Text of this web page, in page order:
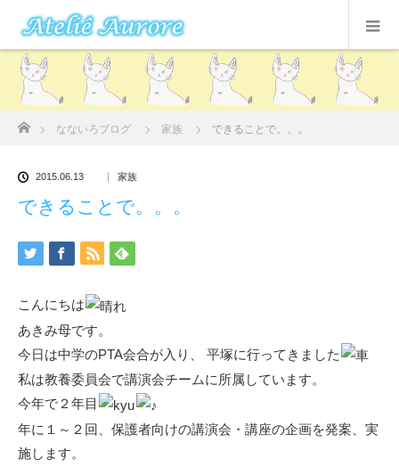
ホーム
なないろブログ 家族 できることで。。。
2015.06.13 家族
できることで。。。
こんにちは
あきみ母です。
今日は中学のPTA会合が入り、 平塚に行ってきました
私は教養委員会で講演会チームに所属しています。
今年で２年目
年に１～２回、保護者向けの講演会・講座の企画を発案、実
施します。